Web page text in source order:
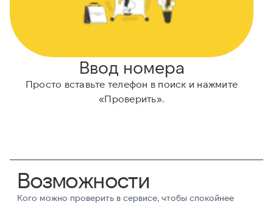
Ввод номера
Просто вставьте телефон в поиск и нажмите
«Проверить».
Возможности
Кого можно проверить в сервисе, чтобы спокойнее